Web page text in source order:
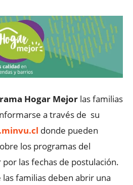
Hogar Mejor las familias
a través de su
donde pueden
los programas del
las fechas de postulación.
familias deben abrir una